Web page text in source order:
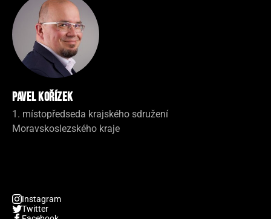
Pavel Kořízek
1. místopředseda krajského sdružení
Moravskoslezského kraje
Instagram
Twitter